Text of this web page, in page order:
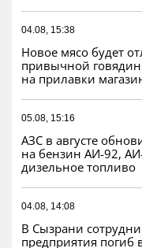
04.08, 15:38
Новое мясо будет
привычной
на прилавки
05.08, 15:16
АЗС в августе
на бензин АИ-92,
дизельное топливо
04.08, 14:08
В Сызрани
предприятия погиб